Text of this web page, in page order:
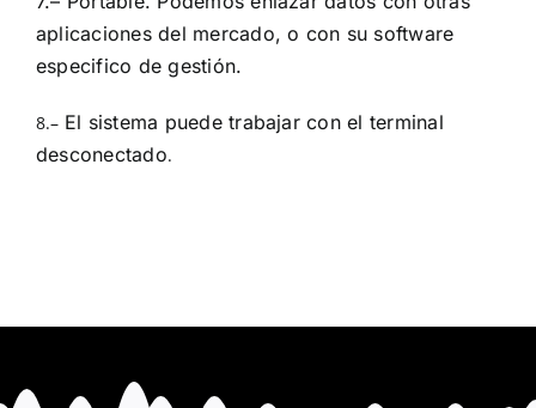
aplicaciones del mercado, o con su software
especifico de gestión.
8.– El sistema puede trabajar con el terminal
desconectado.